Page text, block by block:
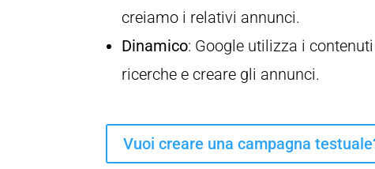
creiamo i relativi annunci.
Dinamico: Google utilizza i
ricerche e creare gli annunci.
Vuoi creare una campagna